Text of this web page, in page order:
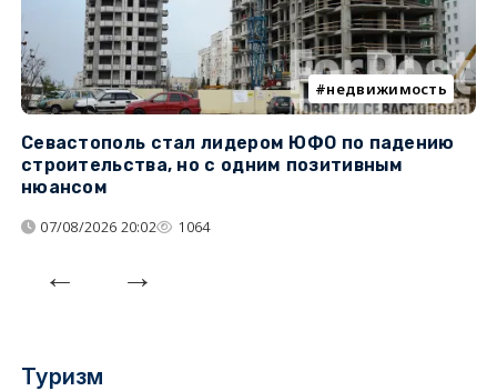
недвижимость
Севастополь стал лидером ЮФО по падению
строительства, но с одним позитивным
нюансом
07/08/2026 20:02 1064
Туризм